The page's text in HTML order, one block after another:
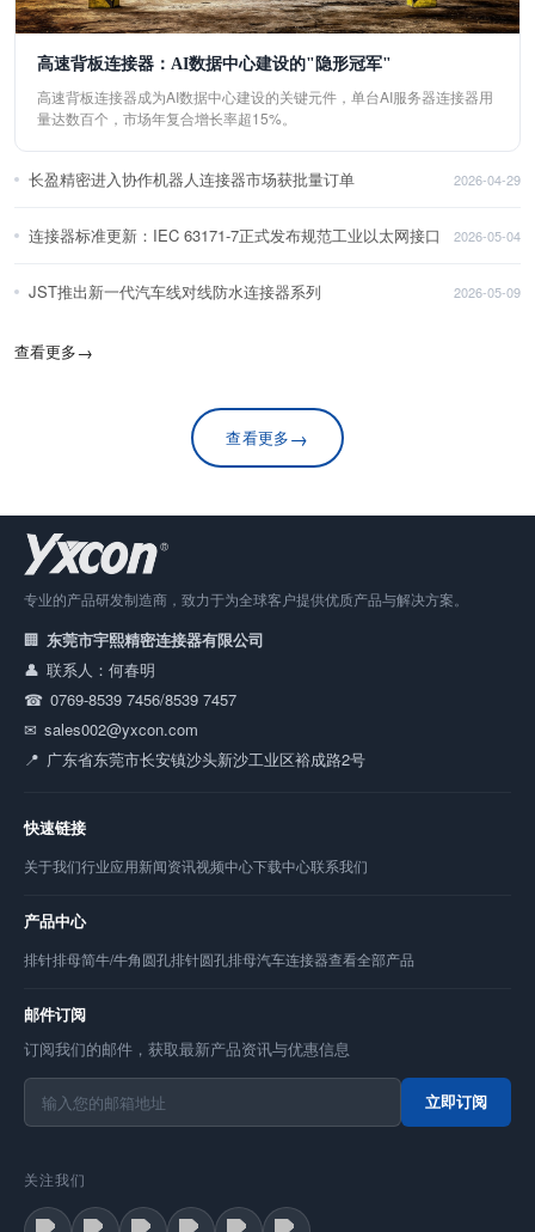
高速背板连接器：AI数据中心建设的"隐形冠军"
高速背板连接器成为AI数据中心建设的关键元件，单台AI服务器连接器用
量达数百个，市场年复合增长率超15%。
长盈精密进入协作机器人连接器市场获批量订单 2026-04-29
连接器标准更新：IEC 63171-7正式发布规范工业以太网接口 2026-05-04
JST推出新一代汽车线对线防水连接器系列 2026-05-09
查看更多→
查看更多→
专业的产品研发制造商，致力于为全球客户提供优质产品与解决方案。
东莞市宇熙精密连接器有限公司
联系人：何春明
0769-8539 7456/8539 7457
sales002@yxcon.com
广东省东莞市长安镇沙头新沙工业区裕成路2号
快速链接
关于我们行业应用新闻资讯视频中心下载中心联系我们
产品中心
排针排母简牛/牛角圆孔排针圆孔排母汽车连接器查看全部产品
邮件订阅
订阅我们的邮件，获取最新产品资讯与优惠信息
立即订阅
关注我们